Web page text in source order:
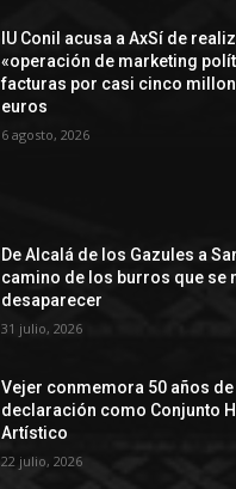
IU Conil acusa a AxSí de
«operación de marketing
facturas por casi cinco
euros
6 agosto, 2026
De Alcalá de los Gazules a
camino de los burros que se
desaparecer
31 julio, 2026
Vejer conmemora 50 años de
declaración como Conjunto
Artístico
22 julio, 2026